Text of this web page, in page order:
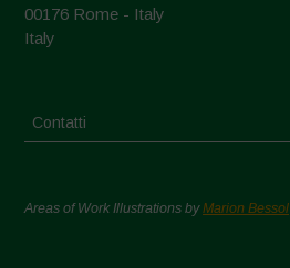
00176 Rome - Italy
Italy
Contatti
Areas of Work Illustrations byMarion Bessol